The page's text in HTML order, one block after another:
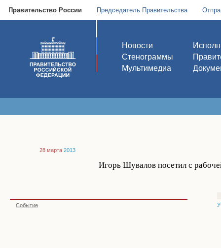
Правительство России Председатель Правительства
Новости
Стенограммы
Мультимедиа
28 марта 2013
Игорь Шувалов посетил с
Событие